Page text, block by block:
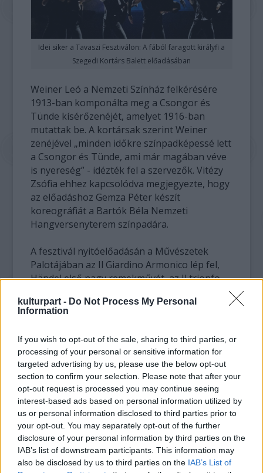
kulturpart - Do Not Process My Personal
Information
If you wish to opt-out of the sale, sharing to third parties, or
processing of your personal or sensitive information for
targeted advertising by us, please use the below opt-out
section to confirm your selection. Please note that after your
opt-out request is processed you may continue seeing
interest-based ads based on personal information utilized by
us or personal information disclosed to third parties prior to
your opt-out. You may separately opt-out of the further
disclosure of your personal information by third parties on the
IAB’s list of downstream participants. This information may
also be disclosed by us to third parties on the IAB’s List of
Idei siker a Tavaszi Fesztiválon: A fából faragott királyfi a
Szegedi Kortárs Balett előadásában
Weiner Leó a Nemzeti Színház felkérésére
1913-ban komponálta meg a Csongor és
Tünde kísérőzenéjét, amelyet 1916-ban
mutattak be. A kortársak szerint Weiner
zenéjével „minden időkre színpadképessé lett
a Csongor és Tünde, ami már magában véve
is nyereség” - idézték fel a szervezők. Vitézy
Zsófia ehhez kapcsolódva megjegyezte, hogy
az előadáshoz Gemza Péter készít
koreográfiát a Bartók Béla Nemzeti
Hangversenyterem színpadára.
A fesztivál nyitóelőadásán a Művészetek
Palotájában az Il Giardino Armonico lép fel,
Händel első nagy remekművét, az Il trionfo
nyelvű világi oratóriumát adják elő.
A hagyományoknak megfelelően március 25-
én, Bartók Béla születésének évfordulóján a